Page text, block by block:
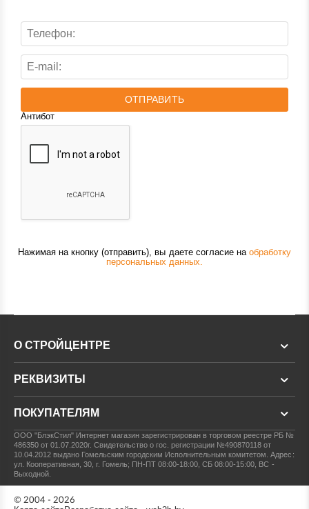
ОТПРАВИТЬ
Антибот
Нажимая на кнопку (отправить), вы даете согласие на обработку
персональных данных.
О СТРОЙЦЕНТРЕ
РЕКВИЗИТЫ
ПОКУПАТЕЛЯМ
ООО "БлэкСтил" Интернет магазин зарегистрирован в торговом реестре РБ №
486350 от 01.07.2020г.Свидетельство о гос. регистрации №490870118 от
10.04.2012 выдано Гомельским городским Исполнительным комитетом.Адрес:
ул. Кооперативная, 30, г. Гомель; ПН-ПТ 08:00-18:00, СБ 08:00-15:00, ВС -
Выходной.
© 2004 - 2026